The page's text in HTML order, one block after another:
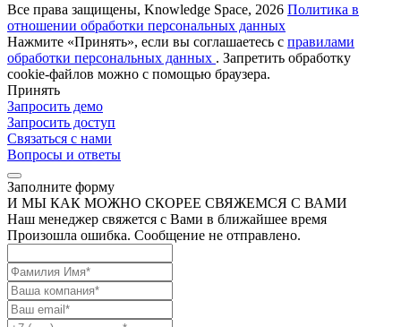
Все права защищены, Knowledge Space, 2026 Политика в
отношении обработки персональных данных
Нажмите «Принять», если вы соглашаетесь с правилами
обработки персональных данных . Запретить обработку
cookie-файлов можно с помощью браузера.
Принять
Запросить демо
Запросить доступ
Связаться с нами
Вопросы и ответы
Заполните форму
И МЫ КАК МОЖНО СКОРЕЕ СВЯЖЕМСЯ С ВАМИ
Наш менеджер свяжется с Вами в ближайшее время
Произошла ошибка. Сообщение не отправлено.